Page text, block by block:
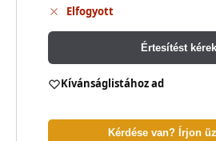
Elfogyott
Értesítést kérek
Kívánságlistához ad
Kérdése van? Írjon